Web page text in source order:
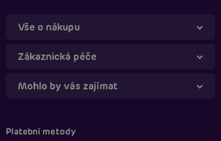
Vše o nákupu
Zákaznická péče
Mohlo by vás zajímat
Platební metody
Táňa - virtuální asistentka